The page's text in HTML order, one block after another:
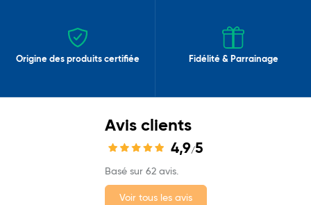
Origine des produits certifiée Fidélité & Parrainage
Avis clients
4,9/5
Basé sur 62 avis.
Voir tous les avis